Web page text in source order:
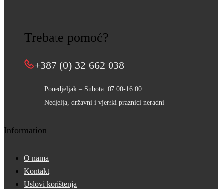
Trebate pomoć?
+387 (0) 32 662 038
Ponedjeljak – Subota: 07:00-16:00
Nedjelja, državni i vjerski praznici neradni
Information
O nama
Kontakt
Uslovi korištenja